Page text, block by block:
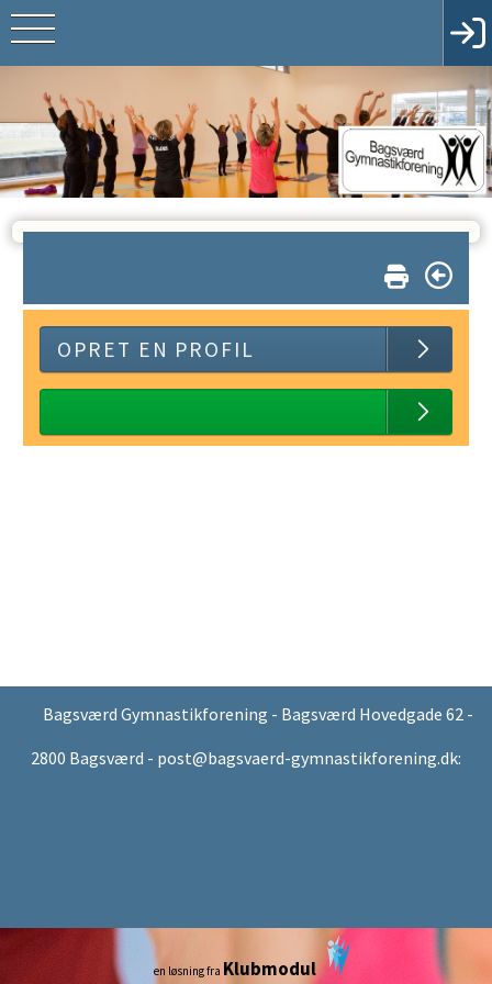
OPRET EN PROFIL
Bagsværd Gymnastikforening - Bagsværd Hovedgade 62 -
2800 Bagsværd - post@bagsvaerd-gymnastikforening.dk:
en løsning fra Klubmodul